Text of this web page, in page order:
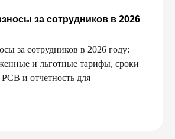
за сотрудников в 2026
за сотрудников в 2026 году:
и льготные тарифы, сроки
и отчетность для